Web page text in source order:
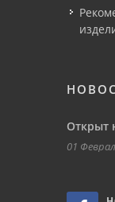
Открыт
01